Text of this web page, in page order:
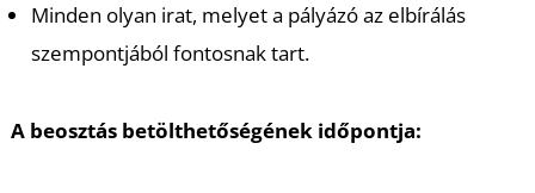
Minden olyan irat, melyet a pályázó az elbírálás
szempontjából fontosnak tart.
A beosztás betölthetőségének időpontja: